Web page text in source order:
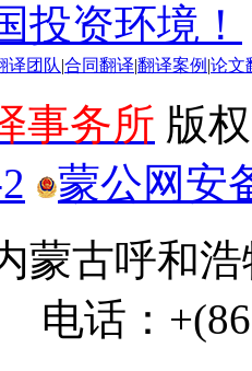
投资环境！
译团队 合同翻译 翻译案例 论文
事务所 版
蒙公网安
蒙古呼和
电话：